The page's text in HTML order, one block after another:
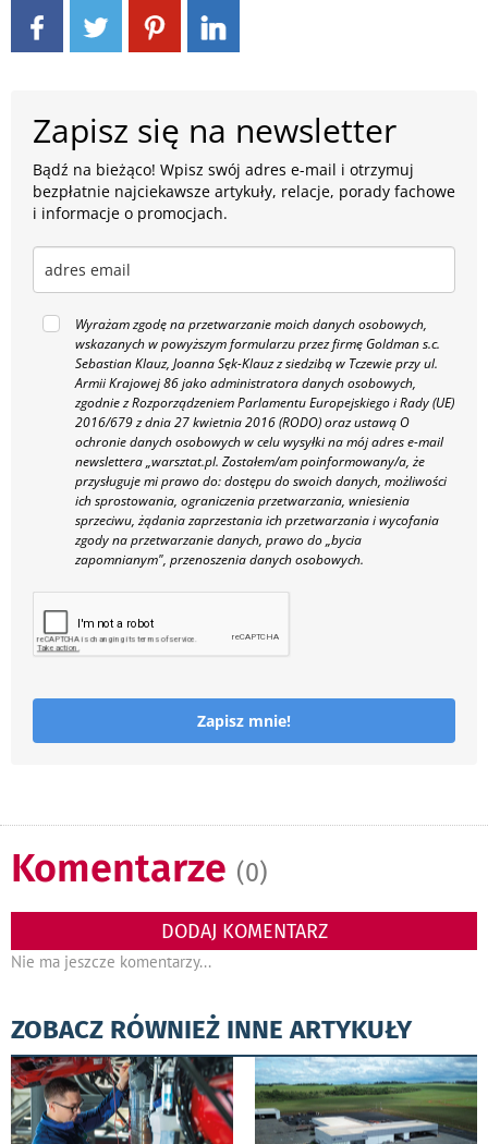
Zapisz się na newsletter
Bądź na bieżąco! Wpisz swój adres e-mail i otrzymuj
bezpłatnie najciekawsze artykuły, relacje, porady fachowe
i informacje o promocjach.
Wyrażam zgodę na przetwarzanie moich danych osobowych,
wskazanych w powyższym formularzu przez firmę Goldman s.c.
Sebastian Klauz, Joanna Sęk-Klauz z siedzibą w Tczewie przy ul.
Armii Krajowej 86 jako administratora danych osobowych,
zgodnie z Rozporządzeniem Parlamentu Europejskiego i Rady (UE)
2016/679 z dnia 27 kwietnia 2016 (RODO) oraz ustawą O
ochronie danych osobowych w celu wysyłki na mój adres e-mail
newslettera „warsztat.pl. Zostałem/am poinformowany/a, że
przysługuje mi prawo do: dostępu do swoich danych, możliwości
ich sprostowania, ograniczenia przetwarzania, wniesienia
sprzeciwu, żądania zaprzestania ich przetwarzania i wycofania
zgody na przetwarzanie danych, prawo do „bycia
zapomnianym", przenoszenia danych osobowych.
Zapisz mnie!
Komentarze (0)
DODAJ KOMENTARZ
Nie ma jeszcze komentarzy...
ZOBACZ RÓWNIEŻ INNE ARTYKUŁY